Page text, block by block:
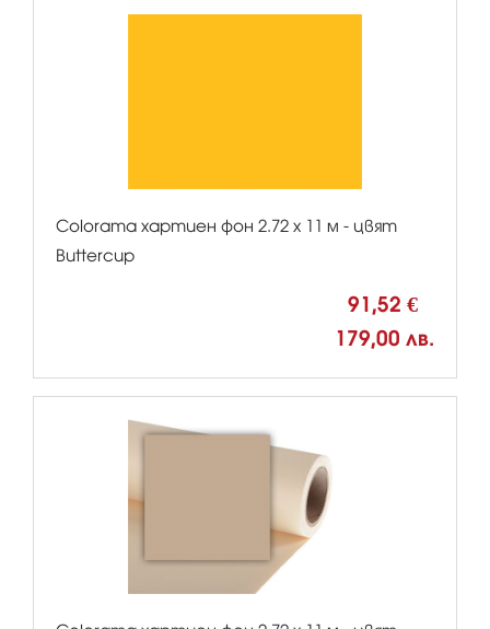
Colorama хартиен фон 2.72 x 11 м - цвят
Buttercup
91,52 €
179,00 лв.